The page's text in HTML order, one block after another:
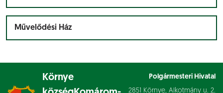
Művelődési Ház
Környe
Polgármesteri Hivatal
2851 Környe, Alkotmány u. 2.